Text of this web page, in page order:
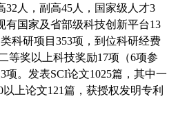
32 人，副高45人，国家级人才3
有国家及省部级科技创新平台13
科研项目 353项 ，到位科研经费
等奖以上科技奖励17项（6项参
3项。发表SCI论文1025篇，其中一
以上论文121篇，获授权发明专利